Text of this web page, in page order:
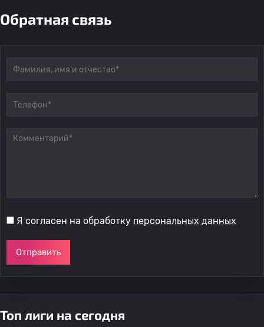
Обратная связь
Я согласен на обработку персональных данных
Отправить
Топ лиги на сегодня